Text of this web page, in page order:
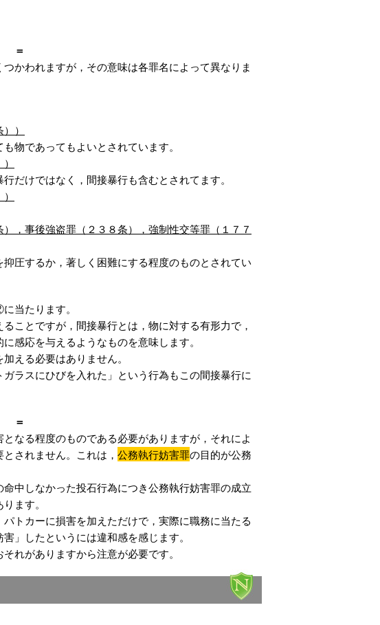
＝
かわれますが，その意味は各罪名によって異なりま
）
物であってもよいとされています。
だけではなく，間接暴行も含むとされてます。
事後強盗罪（２３８条），強制性交等罪（１７７
圧するか，著しく困難にする程度のものとされてい
当たります。
ことですが，間接暴行とは，物に対する有形力で，
感応を与えるようなものを意味します。
える必要はありません。
ラスにひびを入れた」という行為もこの間接暴行に
＝
なる程度のものである必要がありますが，それによ
されません。これは， 公務執行妨害罪の目的が公務
中しなかった投石行為につき公務執行妨害罪の成立
ます。
トカーに損害を加えただけで，実際に職務に当たる
」したというには違和感を感じます。
れがありますから注意が必要です。